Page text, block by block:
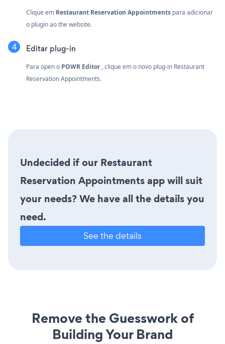
Clique em Restaurant Reservation Appointments para adicionar
o plugin ao the website.
Editar plug-in
Para open o POWR Editor, clique em o novo plug-in Restaurant
Reservation Appointments.
Undecided if our Restaurant
Reservation Appointments app will suit
your needs? We have all the details you
need.
See the details
Remove the Guesswork of
Building Your Brand